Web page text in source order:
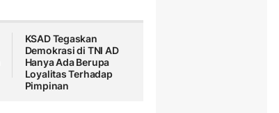
KSAD Tegaskan
Demokrasi di TNI AD
Hanya Ada Berupa
Loyalitas Terhadap
Pimpinan